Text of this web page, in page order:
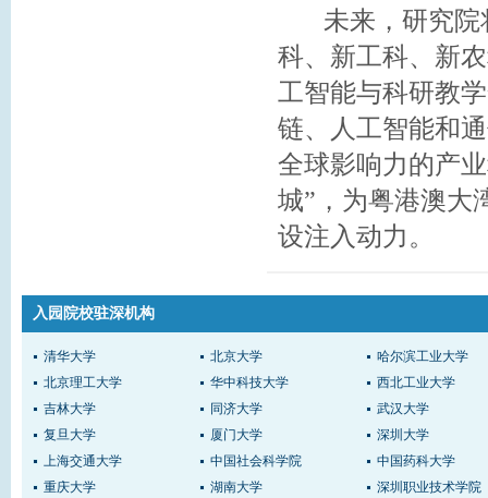
未来，研究院
科、新工科、新
工智能与科研教
链、人工智能和
全球影响力的产
城”，为粤港澳大
设注入动力。
入园院校驻深机构
清华大学 北京大学
哈尔滨工业大学
北京理工大学
华中科技大学
西北工业大学
吉林大学
同济大学
武汉大学
复旦大学
厦门大学
深圳大学
上海交通大学
中国社会科学院
中国药科大学
重庆大学
湖南大学
深圳职业技术学院